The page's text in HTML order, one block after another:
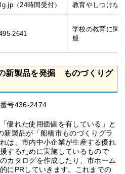
（24時間受付） 教育やしつけな
2641
学校の教育に関
般
新製品を発掘 ものづくりグ
号436-2474
優れた使用価値を有している」と
新製品が「船橋市ものづくりグラ
は、市内中小企業が生産する優れ
するために実施しているもので
カタログを作成したり、市ホーム
にPRしていきます。これまでの